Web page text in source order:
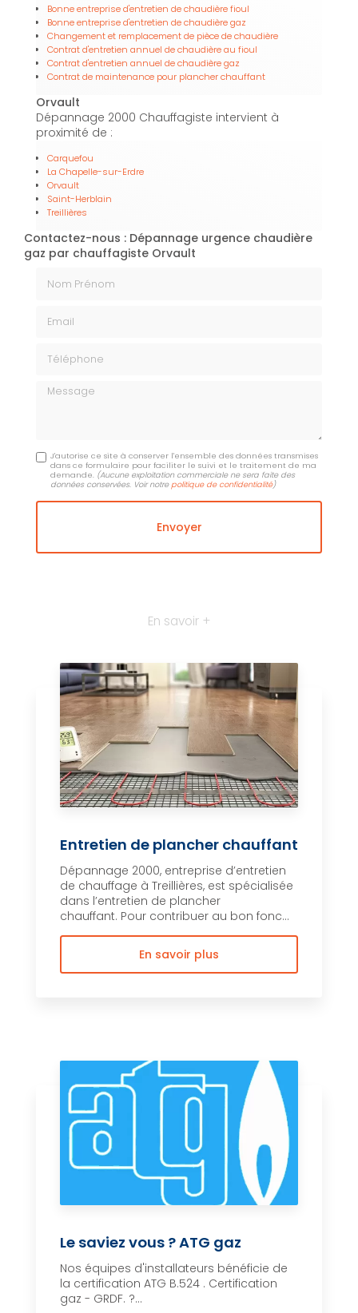
Bonne entreprise d'entretien de chaudière fioul
Bonne entreprise d'entretien de chaudière gaz
Changement et remplacement de pièce de chaudière
Contrat d'entretien annuel de chaudière au fioul
Contrat d'entretien annuel de chaudière gaz
Contrat de maintenance pour plancher chauffant
Orvault
Dépannage 2000 Chauffagiste intervient à
proximité de :
Carquefou
La Chapelle-sur-Erdre
Orvault
Saint-Herblain
Treillières
Contactez-nous : Dépannage urgence chaudière
gaz par chauffagiste Orvault
Message
J'autorise ce site à conserver l'ensemble des données transmises
dans ce formulaire pour faciliter le suivi et le traitement de ma
demande. (Aucune exploitation commerciale ne sera faite des
données conservées. Voir notrepolitique de confidentialité)
En savoir +
Entretien de plancher chauffant
Dépannage 2000, entreprise d’entretien
de chauffage à Treillières, est spécialisée
dans l’entretien de plancher
chauffant. Pour contribuer au bon fonc...
En savoir plus
Le saviez vous ? ATG gaz
Nos équipes d'installateurs bénéficie de
la certification ATG B.524 . Certification
gaz - GRDF. ?...